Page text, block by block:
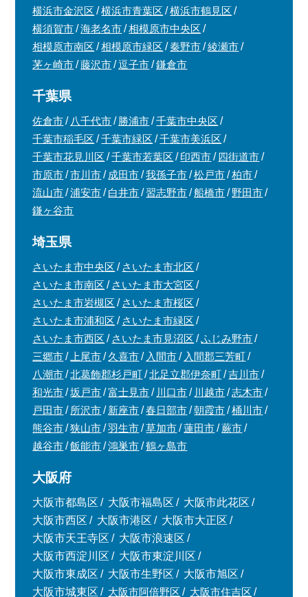
横浜市金沢区
横浜市青葉区
横浜市鶴見区
横須賀市
海老名市
相模原市中央区
相模原市南区
相模原市緑区 秦野市
綾瀬市
茅ヶ崎市
藤沢市 逗子市 鎌倉市
千葉県
佐倉市 八千代市 勝浦市
千葉市中央区
千葉市稲毛区
千葉市緑区
千葉市美浜区
千葉市花見川区
千葉市若葉区 印西市
四街道市
市原市
市川市 成田市 我孫子市 松戸市
柏市
流山市
浦安市 白井市 習志野市 船橋市
野田市
鎌ヶ谷市
埼玉県
さいたま市中央区
さいたま市北区
さいたま市南区
さいたま市大宮区
さいたま市岩槻区
さいたま市桜区
さいたま市浦和区
さいたま市緑区
さいたま市西区
さいたま市見沼区
ふじみ野市
三郷市
上尾市 久喜市 入間市
入間郡三芳町
八潮市
北葛飾郡杉戸町 北足立郡伊奈町
吉川市
和光市
坂戸市 富士見市 川口市 川越市
志木市
戸田市
所沢市 新座市 春日部市 朝霞市
桶川市
熊谷市
狭山市 羽生市 草加市 蓮田市
蕨市
越谷市
飯能市 鴻巣市 鶴ヶ島市
大阪府
大阪市都島区 大阪市福島区
大阪市此花区
大阪市西区
大阪市港区
大阪市大正区
大阪市天王寺区
大阪市浪速区
大阪市西淀川区
大阪市東淀川区
大阪市東成区
大阪市生野区
大阪市旭区
大阪市城東区
大阪市阿倍野区 大阪市住吉区